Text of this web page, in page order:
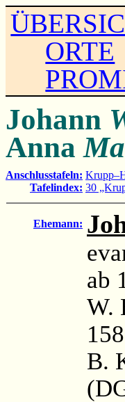
ORTE
Johann
Anna
Anschlusstafeln:
Tafelindex: 30
Ehemann:
ab
W.
B.